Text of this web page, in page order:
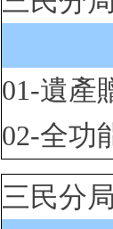
01-遺產
02-全功
三民分